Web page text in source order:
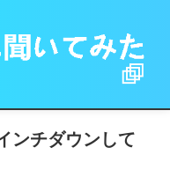
ンチダウンして